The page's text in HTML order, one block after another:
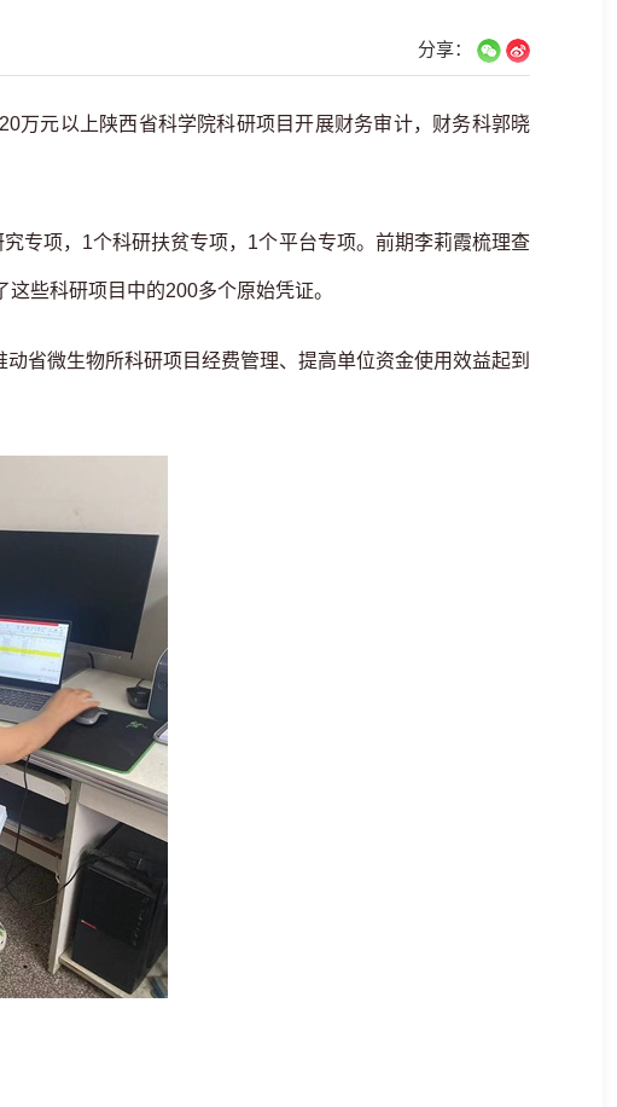
分享：
元以上陕西省科学院科研项目开展财务审计，财务科郭晓
项，1个科研扶贫专项，1个平台专项。前期李莉霞梳理查
些科研项目中的200多个原始凭证。
微生物所科研项目经费管理、提高单位资金使用效益起到